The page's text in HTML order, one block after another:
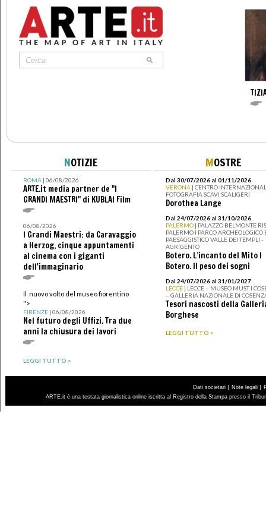
NOTIZIE
ROMA| 06/08/2026
ARTE.it media partner de "I
GRANDI MAESTRI" di KUBLAI Film
06/08/2026
I Grandi Maestri: da Caravaggio
a Herzog, cinque appuntamenti
al cinema con i giganti
dell'immaginario
Il nuovo volto del museo fiorentino
">
FIRENZE| 06/08/2026
Nel futuro degli Uffizi. Tra due
anni la chiusura dei lavori
LEGGI TUTTO >
MOSTRE
Dal 30/07/2026 al 01/11/2026
VERONA | CENTRO
FOTOGRAFIA SCAVI SCALIGERI
Dorothea Lange
Dal 24/07/2026 al 31/10/2026
PALERMO | PALAZZO BELMONTE
PALERMO I PARCO ARCHEOLOGICO
PAESAGGISTICO VALLE DEI TEMPLI -
AGRIGENTO
Botero. L’incanto del Mito I
Botero. Il peso dei sogni
Dal 24/07/2026 al 31/01/2027
LECCE | LECCE – MUSEO MUST I
– GALLERIA NAZIONALE DI
Tesori nascosti della
Borghese
LEGGI TUTTO >
Dati societari | Note legali |
ARTE.it è una testata giornalistica online iscritta al Registro della Stampa presso il